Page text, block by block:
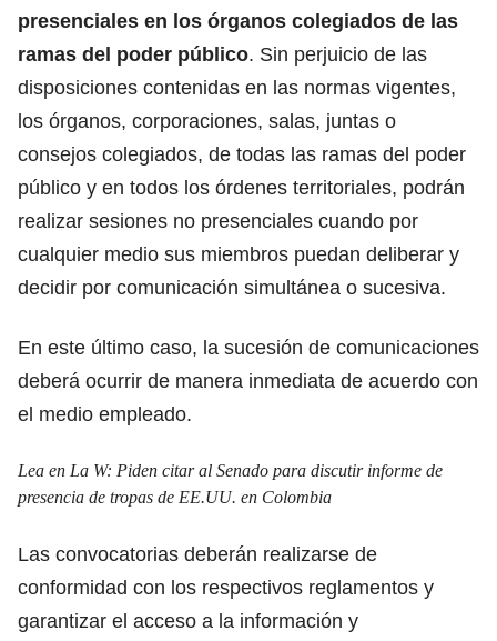
presenciales en los órganos colegiados de las
ramas del poder público. Sin perjuicio de las
disposiciones contenidas en las normas vigentes,
los órganos, corporaciones, salas, juntas o
consejos colegiados, de todas las ramas del poder
público y en todos los órdenes territoriales, podrán
realizar sesiones no presenciales cuando por
cualquier medio sus miembros puedan deliberar y
decidir por comunicación simultánea o sucesiva.
En este último caso, la sucesión de comunicaciones
deberá ocurrir de manera inmediata de acuerdo con
el medio empleado.
Lea en La W: Piden citar al Senado para discutir informe de
presencia de tropas de EE.UU. en Colombia
Las convocatorias deberán realizarse de
conformidad con los respectivos reglamentos y
garantizar el acceso a la información y